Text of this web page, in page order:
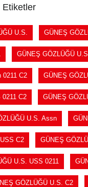
Etiketler
U.S. GÜNEŞ
GÜNEŞ GÖZLÜĞÜ
0211 C2 GÜNEŞ
C2 GÜNEŞ
U.S. Assn
C2 GÜNEŞ
U.S. USS 0211
GÖZLÜĞÜ U.S. C2